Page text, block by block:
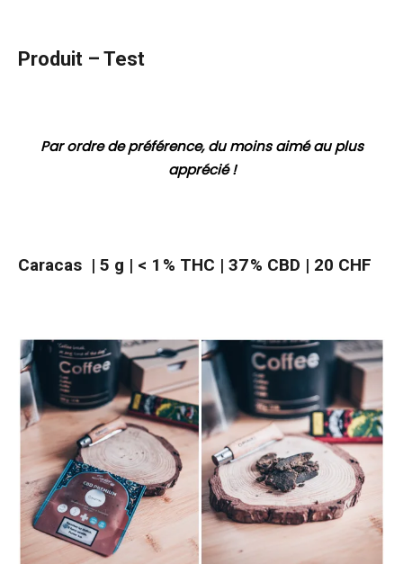
Produit – Test
Par ordre de préférence, du moins aimé au plus
apprécié !
Caracas | 5 g | < 1 % THC | 37 % CBD | 20 CHF